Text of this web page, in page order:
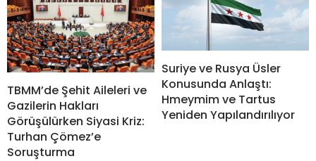
TBMM’de Şehit Aileleri ve
Gazilerin Hakları
Görüşülürken Siyasi Kriz:
Turhan Çömez’e
Soruşturma
Suriye ve Rusya Üsler
Konusunda Anlaştı:
Hmeymim ve Tartus
Yeniden Yapılandırılıyor